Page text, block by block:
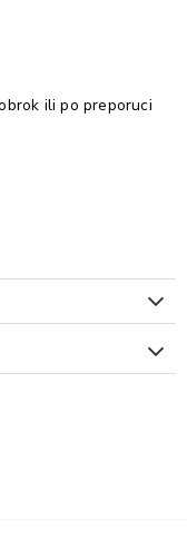
ili po preporuci